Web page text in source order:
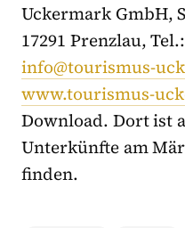
Uckermark GmbH,
17291 Prenzlau,
info@tourismus-
www.tourismus-
Download. Dort ist
Unterkünfte am
finden.